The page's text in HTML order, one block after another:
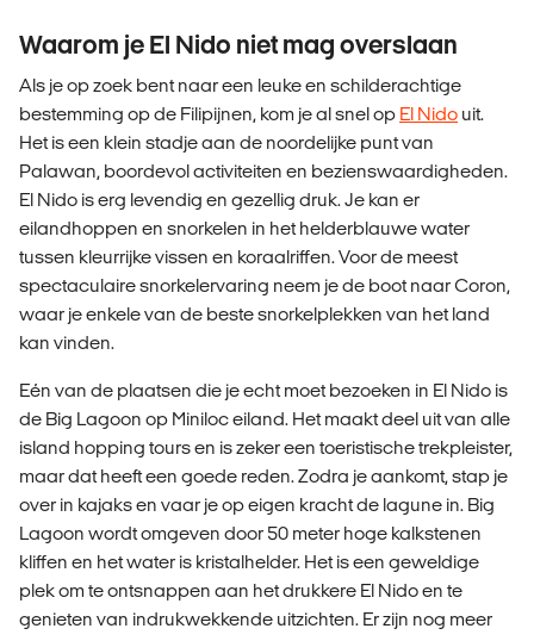
Waarom je El Nido niet mag overslaan
Als je op zoek bent naar een leuke en schilderachtige
bestemming op de Filipijnen, kom je al snel op El Nido uit.
Het is een klein stadje aan de noordelijke punt van
Palawan, boordevol activiteiten en bezienswaardigheden.
El Nido is erg levendig en gezellig druk. Je kan er
eilandhoppen en snorkelen in het helderblauwe water
tussen kleurrijke vissen en koraalriffen. Voor de meest
spectaculaire snorkelervaring neem je de boot naar Coron,
waar je enkele van de beste snorkelplekken van het land
kan vinden.
Eén van de plaatsen die je echt moet bezoeken in El Nido is
de Big Lagoon op Miniloc eiland. Het maakt deel uit van alle
island hopping tours en is zeker een toeristische trekpleister,
maar dat heeft een goede reden. Zodra je aankomt, stap je
over in kajaks en vaar je op eigen kracht de lagune in. Big
Lagoon wordt omgeven door 50 meter hoge kalkstenen
kliffen en het water is kristalhelder. Het is een geweldige
plek om te ontsnappen aan het drukkere El Nido en te
genieten van indrukwekkende uitzichten. Er zijn nog meer